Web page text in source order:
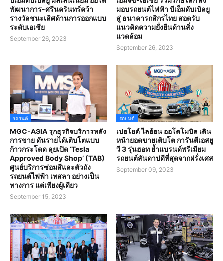
พัฒนาการ-ศรีนครินทร์คว้า
รางวัลชนะเลิศด้านการออกแบบ
ระดับเอเชีย
September 26, 2023
มอบรถยนต์ไฟฟ้า บีเอ็มดับเบิลยู
สู่ ธนาคารกสิกรไทย สอดรับ
แนวคิดความยั่งยืนด้านสิ่ง
แวดล้อม
September 26, 2023
รถยนต์
MGC-ASIA รุกธุรกิจบริการหลัง
การขาย ดันรายได้เติบโตแบบ
ก้าวกระโดด ลุยเปิด ‘Tesla
Approved Body Shop’ (TAB)
ศูนย์บริการซ่อมสีและตัวถัง
รถยนต์ไฟฟ้า เทสลา อย่างเป็น
ทางการ แต่เพียงผู้เดียว
September 15, 2023
รถยนต์
เปอโยต์ ไลอ้อน ออโตโมบิล เดิน
หน้ายอดขายเติบโต การันตีเอสยู
วี 3 รุ่นฮอท ย้ำแบรนด์พรีเมียม
รถยนต์สันดาปดีที่สุดจากฝรั่งเศส
September 09, 2023